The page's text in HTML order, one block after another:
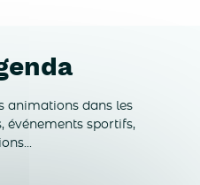
animations dans les
événements sportifs,